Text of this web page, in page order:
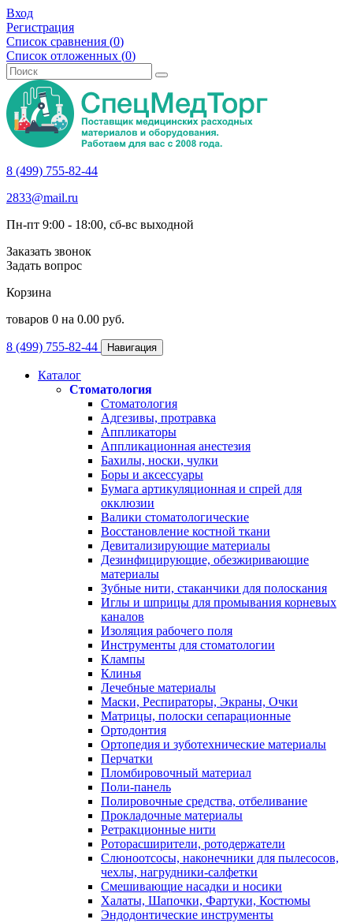
Вход
Регистрация
Список сравнения (0)
Список отложенных (0)
8 (499) 755-82-44
2833@mail.ru
Пн-пт 9:00 - 18:00, сб-вс выходной
Заказать звонок
Задать вопрос
Корзина
товаров 0 на 0.00 руб.
8 (499) 755-82-44 Навигация
Каталог
Стоматология
Стоматология
Адгезивы, протравка
Аппликаторы
Аппликационная анестезия
Бахилы, носки, чулки
Боры и аксессуары
Бумага артикуляционная и спрей для
окклюзии
Валики стоматологические
Восстановление костной ткани
Девитализирующие материалы
Дезинфицирующие, обезжиривающие
материалы
Зубные нити, стаканчики для полоскания
Иглы и шприцы для промывания корневых
каналов
Изоляция рабочего поля
Инструменты для стоматологии
Клампы
Клинья
Лечебные материалы
Маски, Респираторы, Экраны, Очки
Матрицы, полоски сепарационные
Ортодонтия
Ортопедия и зуботехнические материалы
Перчатки
Пломбировочный материал
Поли-панель
Полировочные средства, отбеливание
Прокладочные материалы
Ретракционные нити
Роторасширители, ротодержатели
Слюноотсосы, наконечники для пылесосов,
чехлы, нагрудники-салфетки
Смешивающие насадки и носики
Халаты, Шапочки, Фартуки, Костюмы
Эндодонтические инструменты